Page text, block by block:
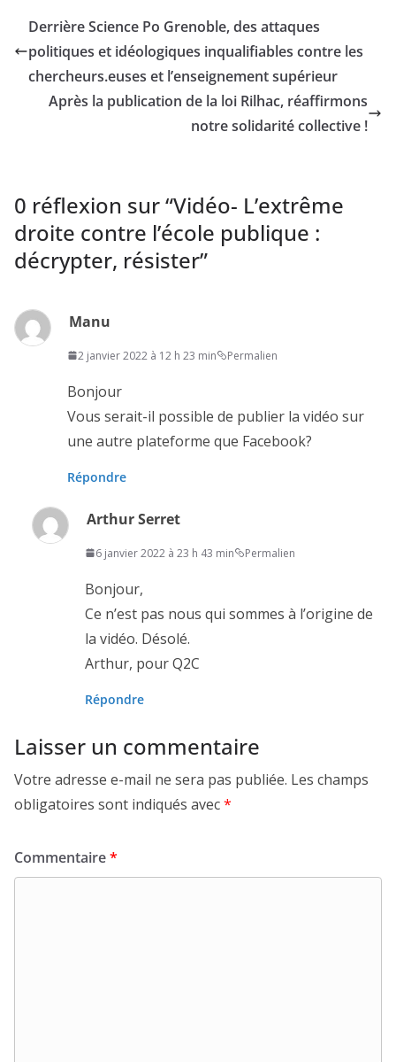
Derrière Science Po Grenoble, des attaques
politiques et idéologiques inqualifiables contre les
chercheurs.euses et l’enseignement supérieur
Après la publication de la loi Rilhac, réaffirmons
notre solidarité collective !
0 réflexion sur “Vidéo- L’extrême
droite contre l’école publique :
décrypter, résister”
Manu
2 janvier 2022 à 12 h 23 min Permalien
Bonjour
Vous serait-il possible de publier la vidéo sur
une autre plateforme que Facebook?
Répondre
Arthur Serret
6 janvier 2022 à 23 h 43 min Permalien
Bonjour,
Ce n’est pas nous qui sommes à l’origine de
la vidéo. Désolé.
Arthur, pour Q2C
Répondre
Laisser un commentaire
Votre adresse e-mail ne sera pas publiée. Les champs
obligatoires sont indiqués avec*
Commentaire*